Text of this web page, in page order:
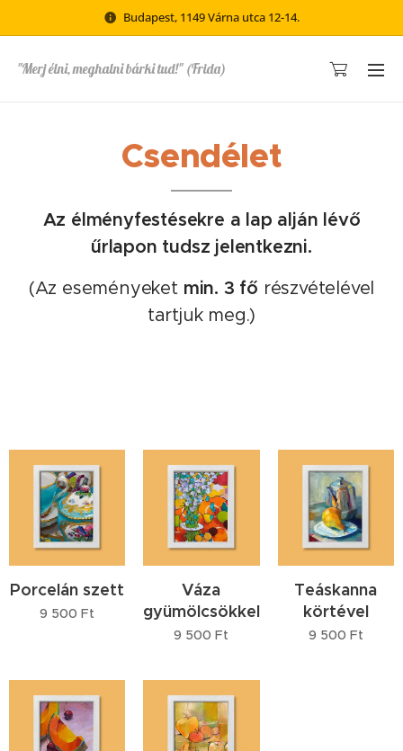
Budapest, 1149 Várna utca 12-14.
"Merj élni, meghalni bárki tud!" (Frida)
Csendélet
Az élményfestésekre a lap alján lévő
űrlapon tudsz jelentkezni.
(Az eseményeket min. 3 fő részvételével
tartjuk meg.)
Porcelán szett
9 500 Ft
Váza
gyümölcsökkel
9 500 Ft
Teáskanna
körtével
9 500 Ft